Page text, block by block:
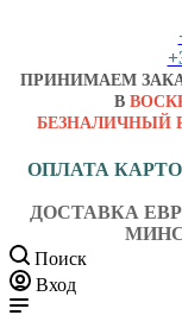
ПРИНИМАЕМ
В
БЕЗНАЛИЧНЫЙ
ОПЛАТА
ДОСТАВКА
Поиск
Вход